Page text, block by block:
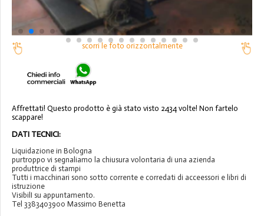
scorri le foto orizzontalmente
Affrettati! Questo prodotto è già stato visto 2434 volte! Non fartelo
scappare!
DATI TECNICI:
Liquidazione in Bologna
purtroppo vi segnaliamo la chiusura volontaria di una azienda
produttrice di stampi
Tutti i macchinari sono sotto corrente e corredati di acceessori e libri di
istruzione
VisibilI su appuntamento.
Tel 3383403900 Massimo Benetta